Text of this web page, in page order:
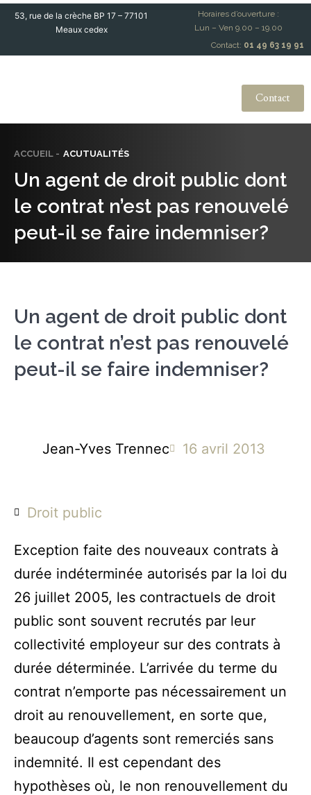
53, rue de la crèche BP 17 – 77101
Meaux cedex
Horaires d’ouverture :
Lun – Ven 9.00 – 19.00
Contact: 01 49 63 19 91
Contact
ACCUEIL - ACUTUALITÉS
Un agent de droit public dont
le contrat n’est pas renouvelé
peut-il se faire indemniser?
Un agent de droit public dont
le contrat n’est pas renouvelé
peut-il se faire indemniser?
Jean-Yves Trennec 16 avril 2013
Droit public
Exception faite des nouveaux contrats à
durée indéterminée autorisés par la loi du
26 juillet 2005, les contractuels de droit
public sont souvent recrutés par leur
collectivité employeur sur des contrats à
durée déterminée. L’arrivée du terme du
contrat n’emporte pas nécessairement un
droit au renouvellement, en sorte que,
beaucoup d’agents sont remerciés sans
indemnité. Il est cependant des
hypothèses où, le non renouvellement du